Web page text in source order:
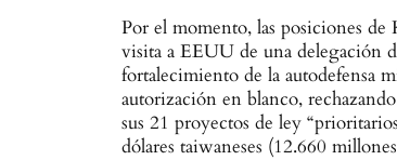
Por el momento, las posiciones de
visita a EEUU de una delegación
fortalecimiento de la autodefensa
autorización en blanco,
sus 21 proyectos de ley
dólares taiwaneses (12.660